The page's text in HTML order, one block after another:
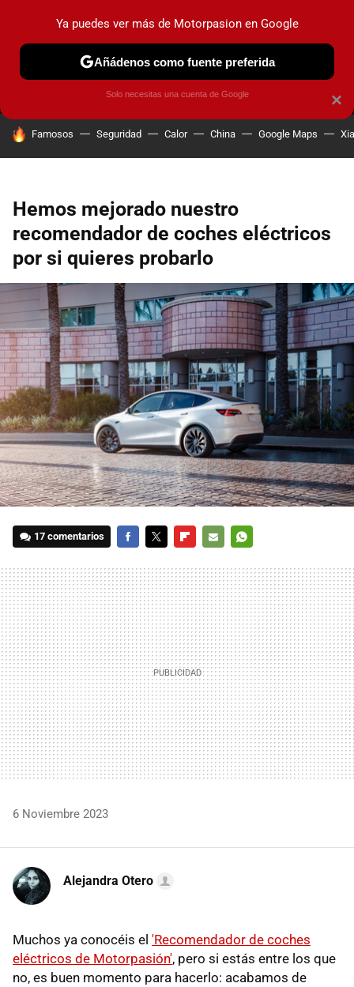
MENÚ NUEVO
COCHES ELÉCTRICOS OBSERVATORIO
HOY SE HABLA DE
Famosos Seguridad Calor China Google Maps
Hemos mejorado nuestro
recomendador de coches eléctricos
por si quieres probarlo
17 comentarios
MAIL
6 Noviembre 2023
Alejandra Otero
Muchos ya conocéis el 'Recomendador de coches
eléctricos de Motorpasión', pero si estás entre los que
no, es buen momento para hacerlo: acabamos de
×
Ya puedes ver más de Motorpasion en Google
Añádenos como fuente preferida
Solo necesitas una cuenta de Google